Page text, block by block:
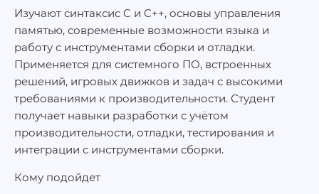
Изучают синтаксис C и C++, основы управления
памятью, современные возможности языка и
работу с инструментами сборки и отладки.
Применяется для системного ПО, встроенных
решений, игровых движков и задач с высокими
требованиями к производительности. Студент
получает навыки разработки с учётом
производительности, отладки, тестирования и
интеграции с инструментами сборки.
Кому подойдет